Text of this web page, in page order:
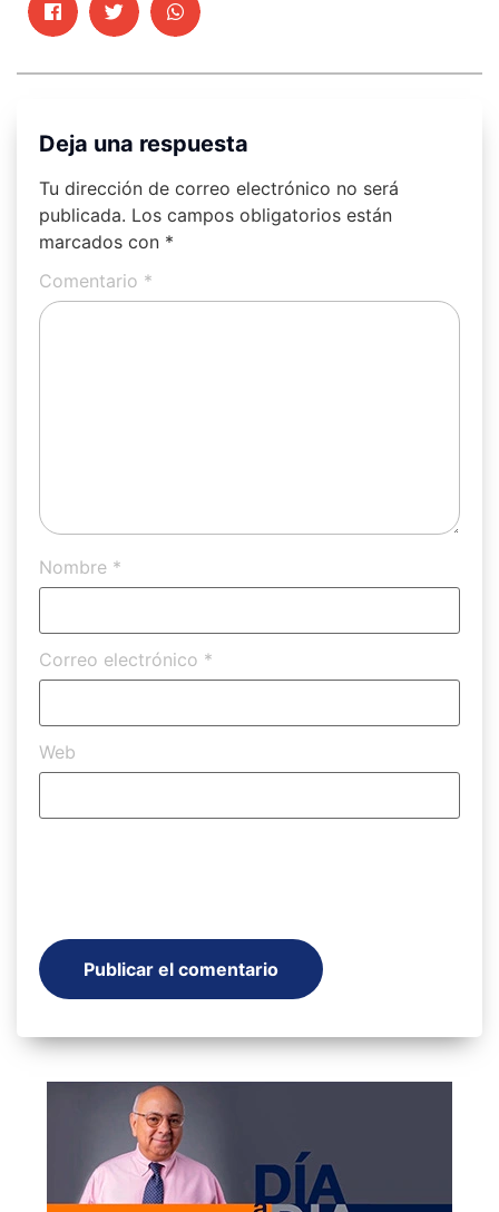
Deja una respuesta
Tu dirección de correo electrónico no será
publicada. Los campos obligatorios están
marcados con *
Comentario *
Nombre *
Correo electrónico *
Web